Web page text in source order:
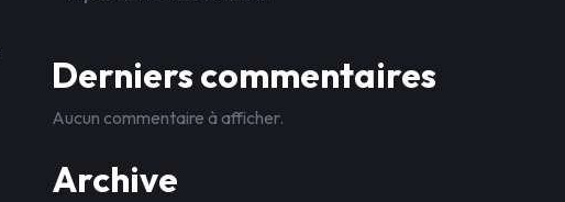
Derniers commentaires
Aucun commentaire à afficher.
Archive